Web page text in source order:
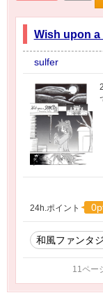
Wish upon a
sulfer
24h.ポイント
和風ファンタ
11ペー